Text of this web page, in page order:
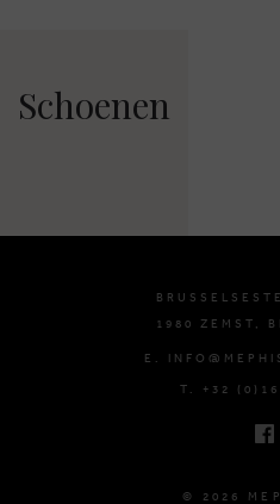
Schoenen
1980 ZEMST,
E.
T. +32
© 2026